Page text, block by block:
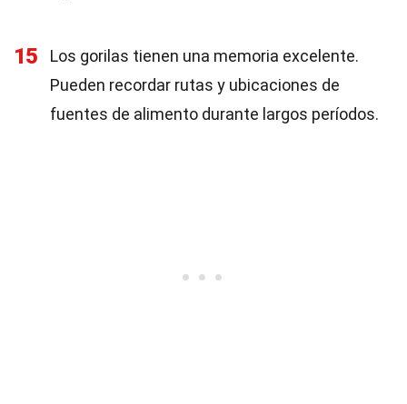
15
Los gorilas tienen una memoria excelente.
Pueden recordar rutas y ubicaciones de
fuentes de alimento durante largos períodos.